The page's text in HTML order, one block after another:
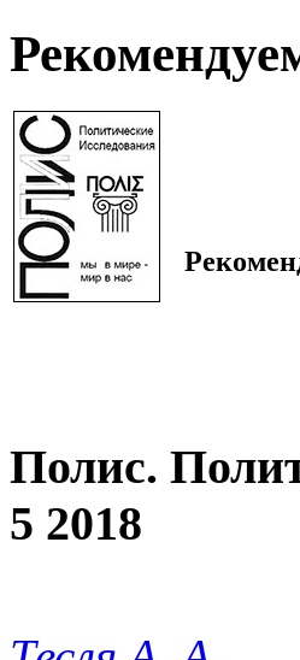
Полис.
5 2018